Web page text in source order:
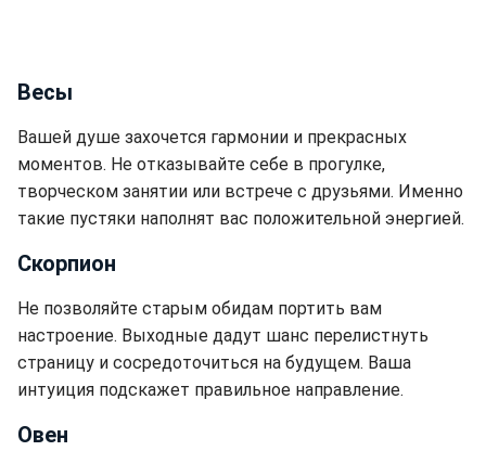
Весы
Вашей душе захочется гармонии и прекрасных
моментов. Не отказывайте себе в прогулке,
творческом занятии или встрече с друзьями. Именно
такие пустяки наполнят вас положительной энергией.
Скорпион
Не позволяйте старым обидам портить вам
настроение. Выходные дадут шанс перелистнуть
страницу и сосредоточиться на будущем. Ваша
интуиция подскажет правильное направление.
Овен